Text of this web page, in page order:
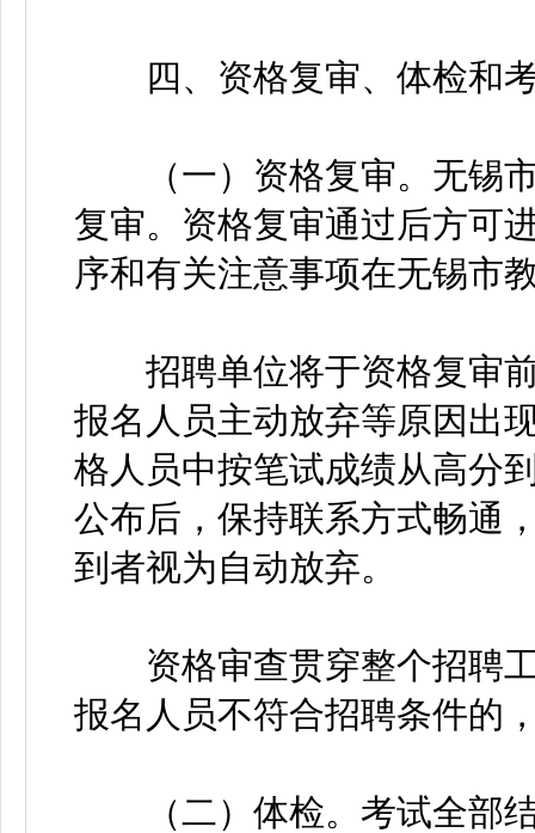
四、资格复审、体检和
（一）资格复审。无锡市
复审。资格复审通过后方可
序和有关注意事项在无锡市
招聘单位将于资格复审前
报名人员主动放弃等原因出
格人员中按笔试成绩从高分
公布后，保持联系方式畅通
到者视为自动放弃。
资格审查贯穿整个招聘工
报名人员不符合招聘条件的
（二）体检。考试全部结